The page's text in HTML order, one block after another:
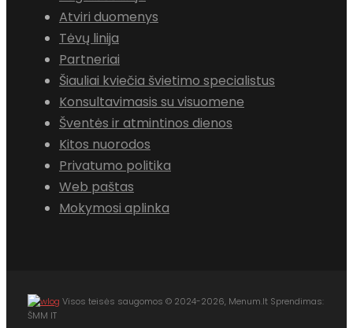
Atviri duomenys
Tėvų linija
Partneriai
Šiauliai kviečia švietimo specialistus
Konsultavimasis su visuomene
Šventės ir atmintinos dienos
Kitos nuorodos
Privatumo politika
Web paštas
Mokymosi aplinka
Visos teisės saugomos © 2024-2026, Menum.lt Sprendimas:
ŠMM IT